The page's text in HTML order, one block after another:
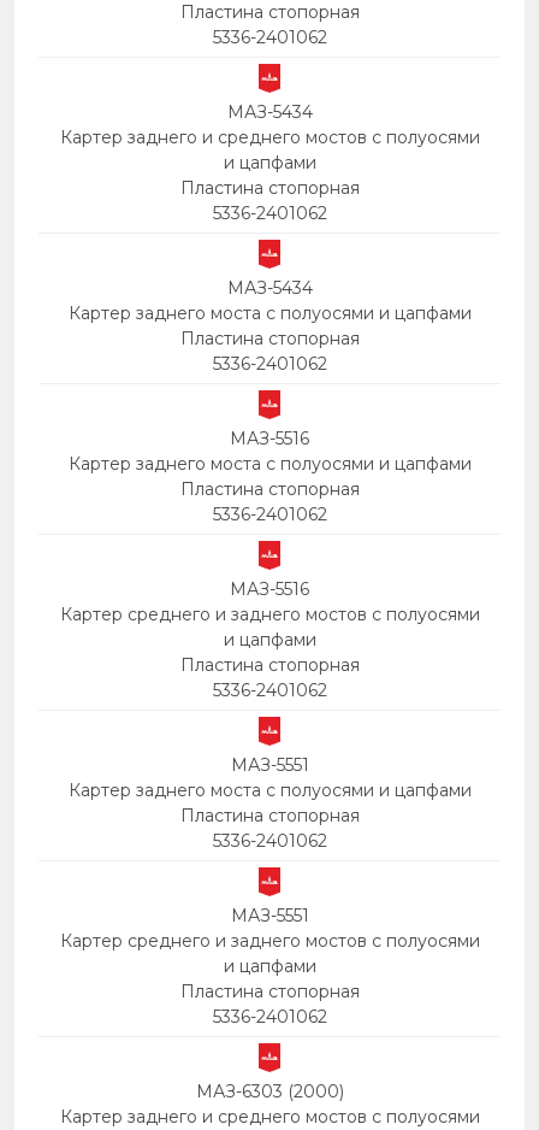
Пластина стопорная
5336-2401062
МАЗ-5434
Картер заднего и среднего мостов с полуосями
и цапфами
Пластина стопорная
5336-2401062
МАЗ-5434
Картер заднего моста с полуосями и цапфами
Пластина стопорная
5336-2401062
МАЗ-5516
Картер заднего моста с полуосями и цапфами
Пластина стопорная
5336-2401062
МАЗ-5516
Картер среднего и заднего мостов с полуосями
и цапфами
Пластина стопорная
5336-2401062
МАЗ-5551
Картер заднего моста с полуосями и цапфами
Пластина стопорная
5336-2401062
МАЗ-5551
Картер среднего и заднего мостов с полуосями
и цапфами
Пластина стопорная
5336-2401062
МАЗ-6303 (2000)
Картер заднего и среднего мостов с полуосями